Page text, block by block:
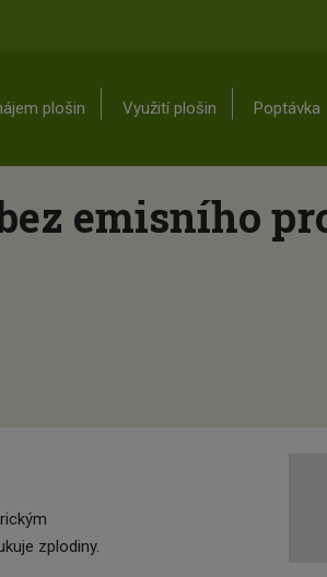
plošin Využití plošin Poptávka
emisního
zplodiny.